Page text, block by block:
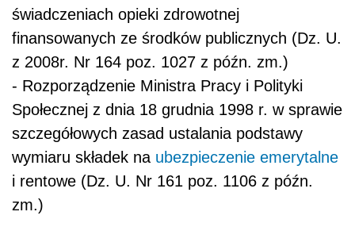
świadczeniach opieki zdrowotnej
finansowanych ze środków publicznych (Dz. U.
z 2008r. Nr 164 poz. 1027 z późn. zm.)
- Rozporządzenie Ministra Pracy i Polityki
Społecznej z dnia 18 grudnia 1998 r. w sprawie
szczegółowych zasad ustalania podstawy
wymiaru składek na ubezpieczenie emerytalne
i rentowe (Dz. U. Nr 161 poz. 1106 z późn.
zm.)